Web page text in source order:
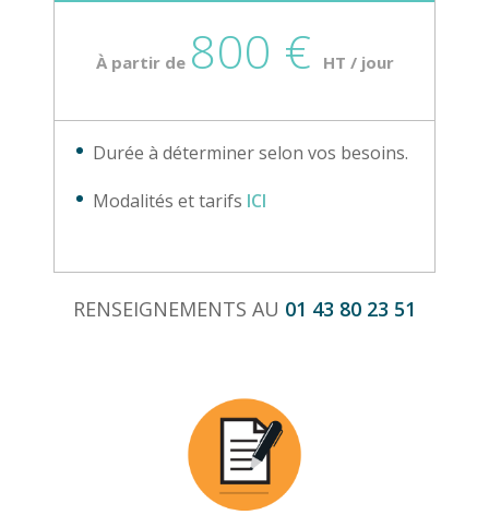
À partir de 800 € HT / jour
Durée à déterminer selon vos besoins.
Modalités et tarifs ICI
RENSEIGNEMENTS AU 01 43 80 23 51